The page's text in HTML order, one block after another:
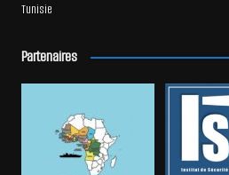
Tunisie
Partenaires